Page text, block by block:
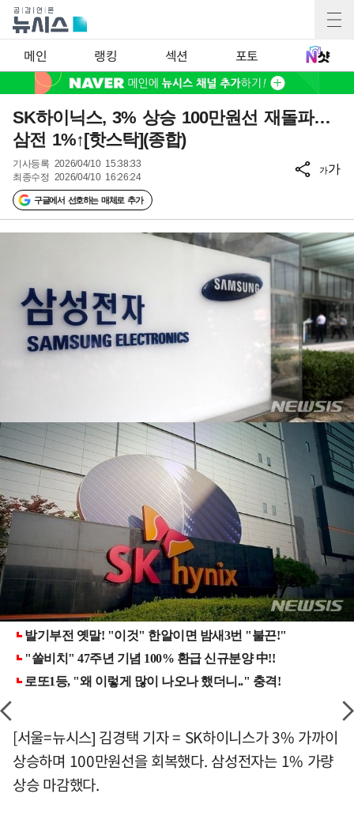
메인 랭킹 섹션 포토
SK하이닉스, 3% 상승 100만원선 재돌파…
삼전 1%↑[핫스탁](종합)
기사등록 2026/04/10 15:38:33
최종수정 2026/04/10 16:26:24
구글에서 선호하는 매체로 추가
가가
[서울=뉴시스] 김경택 기자 = SK하이니스가 3% 가까이
상승하며 100만원선을 회복했다. 삼성전자는 1% 가량
상승 마감했다.